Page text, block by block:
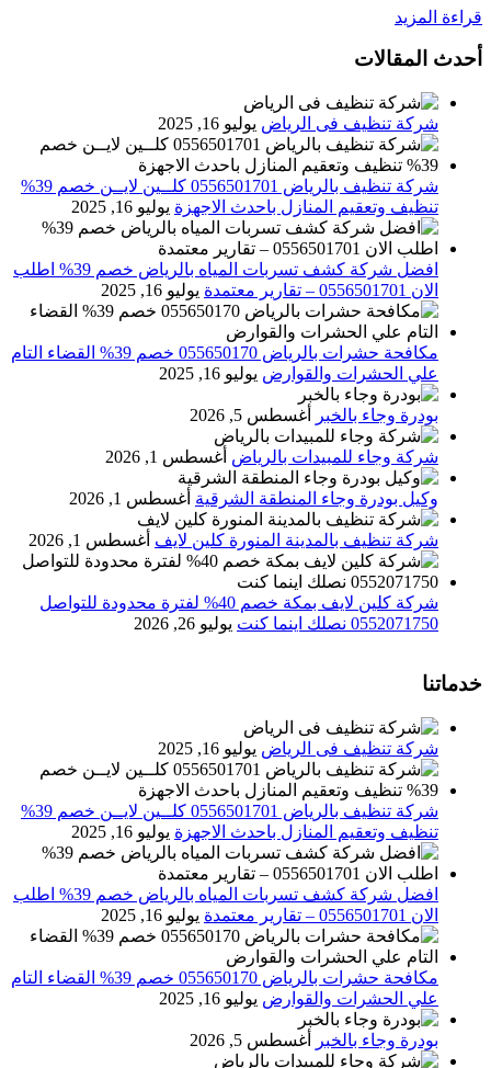
قراءة المزيد
أحدث المقالات
شركة تنظيف فى الرياض يوليو 16, 2025
شركة تنظيف بالرياض 0556501701 كلــين لايــن خصم 39%
تنظيف وتعقيم المنازل باحدث الاجهزة يوليو 16, 2025
افضل شركة كشف تسربات المياه بالرياض خصم 39% اطلب
الان 0556501701‬‏ – تقارير معتمدة
يوليو 16, 2025
مكافحة حشرات بالرياض 055650170 خصم 39% القضاء التام
علي الحشرات والقوارض يوليو 16, 2025
بودرة وجاء بالخبر أغسطس 5, 2026
شركة وجاء للمبيدات بالرياض أغسطس 1, 2026
وكيل بودرة وجاء المنطقة الشرقية أغسطس 1, 2026
شركة تنظيف بالمدينة المنورة كلين لايف أغسطس 1, 2026
شركة كلين لايف بمكة خصم 40% لفترة محدودة للتواصل
0552071750 نصلك اينما كنت
يوليو 26, 2026
خدماتنا
شركة تنظيف فى الرياض يوليو 16, 2025
شركة تنظيف بالرياض 0556501701 كلــين لايــن خصم 39%
تنظيف وتعقيم المنازل باحدث الاجهزة يوليو 16, 2025
افضل شركة كشف تسربات المياه بالرياض خصم 39% اطلب
الان 0556501701‬‏ – تقارير معتمدة
يوليو 16, 2025
مكافحة حشرات بالرياض 055650170 خصم 39% القضاء التام
علي الحشرات والقوارض يوليو 16, 2025
بودرة وجاء بالخبر أغسطس 5, 2026